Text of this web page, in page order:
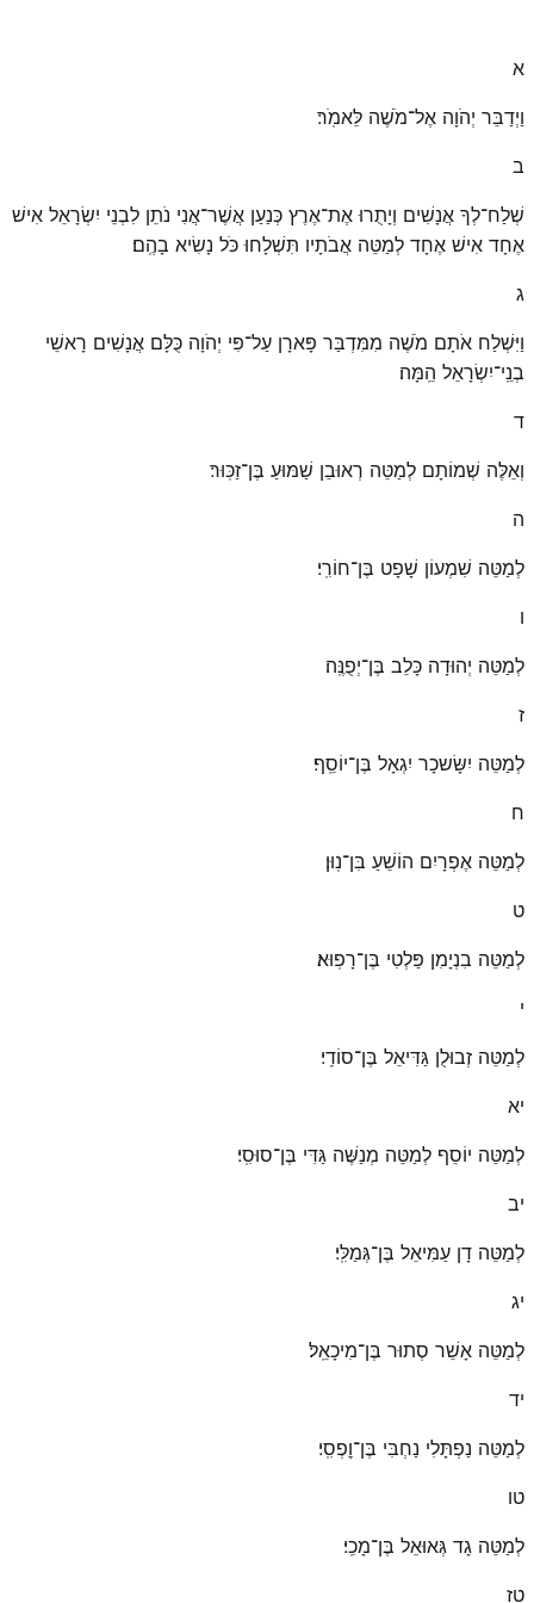
א
וַיְדַבֵּר יְהֹוָה אֶל־מֹשֶׁה לֵּאמֹֽר׃
ב
שְׁלַח־לְךָ אֲנָשִׁים וְיָתֻרוּ אֶת־אֶרֶץ כְּנַעַן אֲשֶׁר־אֲנִי נֹתֵן לִבְנֵי יִשְׂרָאֵל אִישׁ
אֶחָד אִישׁ אֶחָד לְמַטֵּה אֲבֹתָיו תִּשְׁלָחוּ כֹּל נָשִׂיא בָהֶֽם׃
ג
וַיִּשְׁלַח אֹתָם מֹשֶׁה מִמִּדְבַּר פָּארָן עַל־פִּי יְהֹוָה כֻּלָּם אֲנָשִׁים רָאשֵׁי
בְנֵֽי־יִשְׂרָאֵל הֵֽמָּה׃
ד
וְאֵלֶּה שְׁמוֹתָם לְמַטֵּה רְאוּבֵן שַׁמּוּעַ בֶּן־זַכּֽוּר׃
ה
לְמַטֵּה שִׁמְעוֹן שָׁפָט בֶּן־חוֹרִֽי׃
ו
לְמַטֵּה יְהוּדָה כָּלֵב בֶּן־יְפֻנֶּֽה׃
ז
לְמַטֵּה יִשָּׂשכָר יִגְאָל בֶּן־יוֹסֵֽף׃
ח
לְמַטֵּה אֶפְרָיִם הוֹשֵׁעַ בִּן־נֽוּן׃
ט
לְמַטֵּה בִנְיָמִן פַּלְטִי בֶּן־רָפֽוּא׃
י
לְמַטֵּה זְבוּלֻן גַּדִּיאֵל בֶּן־סוֹדִֽי׃
יא
לְמַטֵּה יוֹסֵף לְמַטֵּה מְנַשֶּׁה גַּדִּי בֶּן־סוּסִֽי׃
יב
לְמַטֵּה דָן עַמִּיאֵל בֶּן־גְּמַלִּֽי׃
יג
לְמַטֵּה אָשֵׁר סְתוּר בֶּן־מִיכָאֵֽל׃
יד
לְמַטֵּה נַפְתָּלִי נַחְבִּי בֶּן־וׇפְסִֽי׃
טו
לְמַטֵּה גָד גְּאוּאֵל בֶּן־מָכִֽי׃
טז